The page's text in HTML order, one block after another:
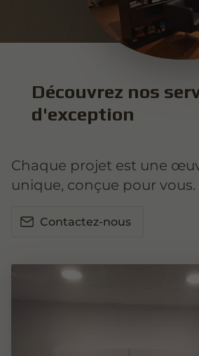
Découvrez nos
d'exception
Chaque projet est une
unique, conçue pour vous.
Contactez-nous